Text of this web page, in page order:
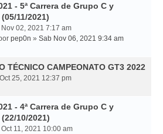
- 5ª Carrera de Grupo C y
11/2021)
02, 2021 7:17 am
pep0n » Sab Nov 06, 2021 9:34 am
TÉCNICO CAMPEONATO GT3 2022
25, 2021 12:37 pm
- 4ª Carrera de Grupo C y
10/2021)
11, 2021 10:00 am